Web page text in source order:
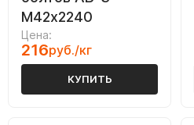
М42х2240
Цена:
216руб./кг
КУПИТЬ